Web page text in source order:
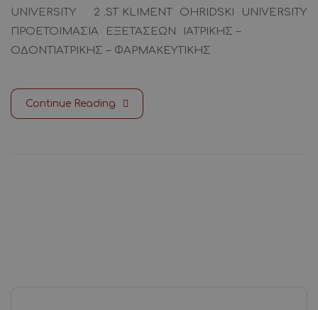
UNIVERSITY 2 .ST KLIMENT OHRIDSKI UNIVERSITY
ΠΡΟΕΤΟΙΜΑΣΙΑ ΕΞΕΤΑΣΕΩΝ ΙΑΤΡΙΚΗΣ –
ΟΔΟΝΤΙΑΤΡΙΚΗΣ – ΦΑΡΜΑΚΕΥΤΙΚΗΣ
Continue Reading